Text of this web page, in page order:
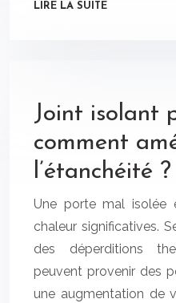
LIRE LA SUITE
Joint isolant
comment
l’étanchéité ?
Une porte mal isolée
chaleur significatives.
des déperditions
peuvent provenir des
une augmentation de